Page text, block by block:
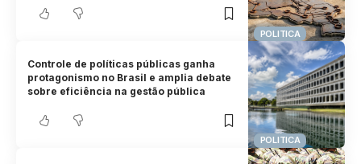
POLITICA
POLITICA
Controle de políticas públicas ganha
protagonismo no Brasil e amplia debate
sobre eficiência na gestão pública